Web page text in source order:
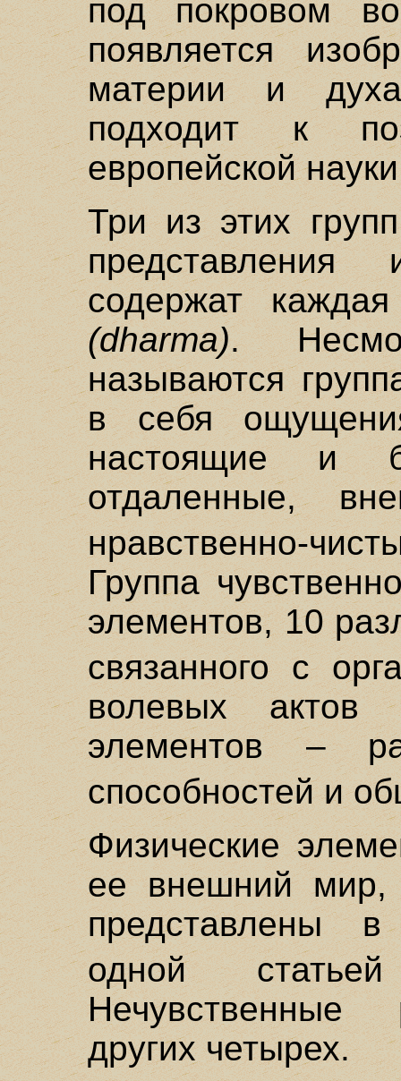
под покровом
появляется
материи и
подходит к
европейской
Три из этих
содержат
(dharma).
называются
в себя
настоящие и
отдаленные,
нравственно-
Группа
элементов, 10
связанного с
волевых
элементов –
способностей и
Физические
ее внешний
представлены
одной
Нечувственные
других четырех.